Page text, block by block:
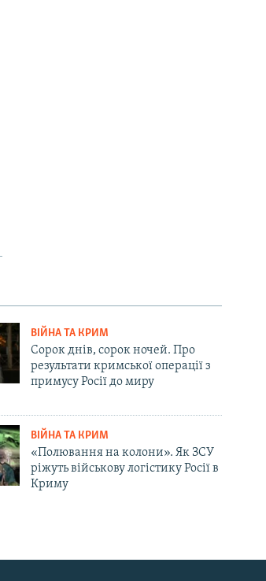
ВІЙНА ТА КРИМ
Сорок днів, сорок ночей. Про
результати кримської операції з
примусу Росії до миру
ВІЙНА ТА КРИМ
«Полювання на колони». Як ЗСУ
ріжуть військову логістику Росії в
Криму